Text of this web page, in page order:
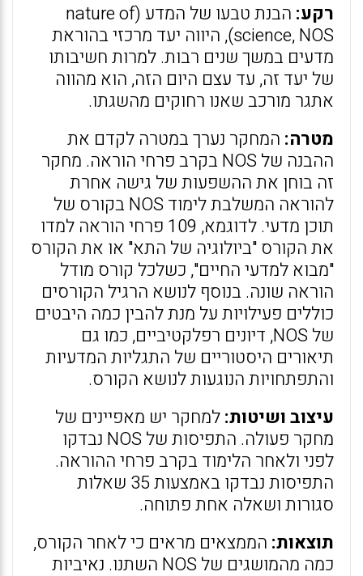
רקע:
הבנת טבעו של המדע (nature of
science, NOS), היווה יעד מרכזי בהוראת
מדעים במשך שנים רבות. למרות חשיבותו
של יעד זה, עד עצם היום הזה, הוא מהווה
אתגר מורכב שאנו רחוקים מהשגתו.
מטרה: המחקר נערך במטרה לקדם את
ההבנה של NOS בקרב פרחי הוראה. מחקר
זה בוחן את ההשפעות של גישה אחרת
להוראה המשלבת לימוד NOS בקורס של
תוכן מדעי. לדוגמא, 109 פרחי הוראה למדו
את הקורס "ביולוגיה של התא" או את הקורס
"מבוא למדעי החיים", כשלכל קורס מודל
הוראה שונה. בנוסף לנושא הרגיל הקורסים
כוללים פעילויות על מנת להבין כמה היבטים
של NOS, דיונים רפלקטיביים, כמו גם
תיאורים היסטוריים של התגליות המדעיות
והתפתחויות הנוגעות לנושא הקורס.
עיצוב ושיטות:למחקר יש מאפיינים של
מחקר פעולה. התפיסות של NOS נבדקו
לפני ולאחר הלימוד בקרב פרחי ההוראה.
התפיסות נבדקו באמצעות 35 שאלות
סגורות ושאלה אחת פתוחה.
תוצאות: הממצאים מראים כי לאחר הקורס,
כמה מהמושגים של NOS השתנו. נאיביות